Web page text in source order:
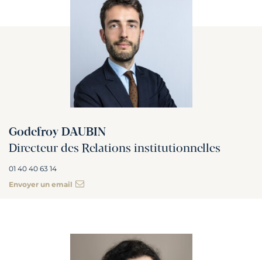
Godefroy DAUBIN
Directeur des Relations institutionnelles
01 40 40 63 14
Envoyer un email